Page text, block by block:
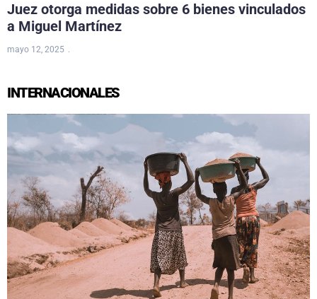
Juez otorga medidas sobre 6 bienes vinculados
a Miguel Martínez
mayo 12, 2025
INTERNACIONALES